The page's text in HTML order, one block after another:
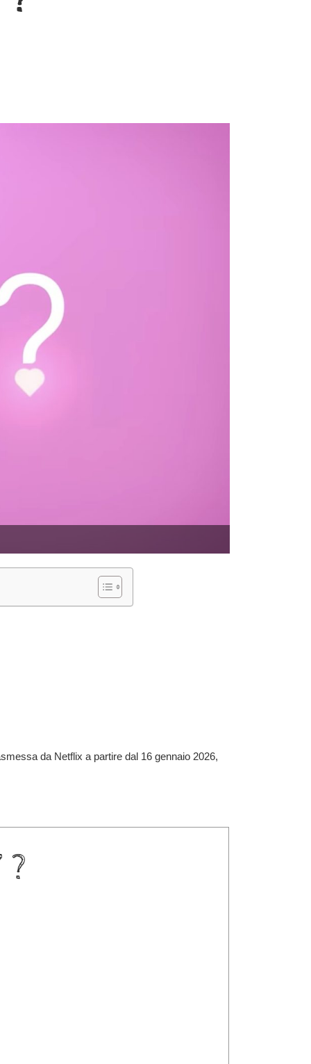
da Netflix a partire dal 16 gennaio 2026,
?